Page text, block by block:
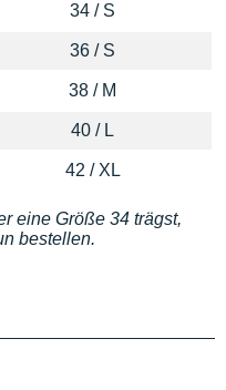
34 / S
36 / S
38 / M
40 / L
42 / XL
eine Größe 34 trägst,
bestellen.